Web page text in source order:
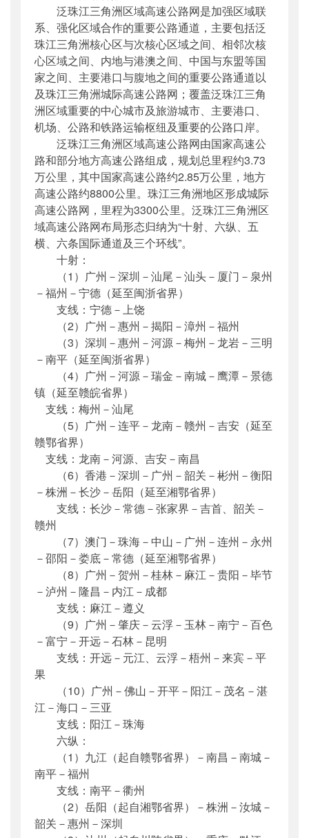
泛珠江三角洲区域高速公路网是加强区域联
系、强化区域合作的重要公路通道，主要包括泛
珠江三角洲核心区与次核心区域之间、相邻次核
心区域之间、内地与港澳之间、中国与东盟等国
家之间、主要港口与腹地之间的重要公路通道以
及珠江三角洲城际高速公路网；覆盖泛珠江三角
洲区域重要的中心城市及旅游城市、主要港口、
机场、公路和铁路运输枢纽及重要的公路口岸。
泛珠江三角洲区域高速公路网由国家高速公
路和部分地方高速公路组成，规划总里程约3.73
万公里，其中国家高速公路约2.85万公里，地方
高速公路约8800公里。珠江三角洲地区形成城际
高速公路网，里程为3300公里。泛珠江三角洲区
域高速公路网布局形态归纳为“十射、六纵、五
横、六条国际通道及三个环线”。
十射：
（1）广州－深圳－汕尾－汕头－厦门－泉州
－福州－宁德（延至闽浙省界）
支线：宁德－上饶
（2）广州－惠州－揭阳－漳州－福州
（3）深圳－惠州－河源－梅州－龙岩－三明
－南平（延至闽浙省界）
（4）广州－河源－瑞金－南城－鹰潭－景德
镇（延至赣皖省界）
支线：梅州－汕尾
（5）广州－连平－龙南－赣州－吉安（延至
赣鄂省界）
支线：龙南－河源、吉安－南昌
（6）香港－深圳－广州－韶关－彬州－衡阳
－株洲－长沙－岳阳（延至湘鄂省界）
支线：长沙－常德－张家界－吉首、韶关－
赣州
（7）澳门－珠海－中山－广州－连州－永州
－邵阳－娄底－常德（延至湘鄂省界）
（8）广州－贺州－桂林－麻江－贵阳－毕节
－泸州－隆昌－内江－成都
支线：麻江－遵义
（9）广州－肇庆－云浮－玉林－南宁－百色
－富宁－开远－石林－昆明
支线：开远－元江、云浮－梧州－来宾－平
果
（10）广州－佛山－开平－阳江－茂名－湛
江－海口－三亚
支线：阳江－珠海
六纵：
（1）九江（起自赣鄂省界）－南昌－南城－
南平－福州
支线：南平－衢州
（2）岳阳（起自湘鄂省界）－株洲－汝城－
韶关－惠州－深圳